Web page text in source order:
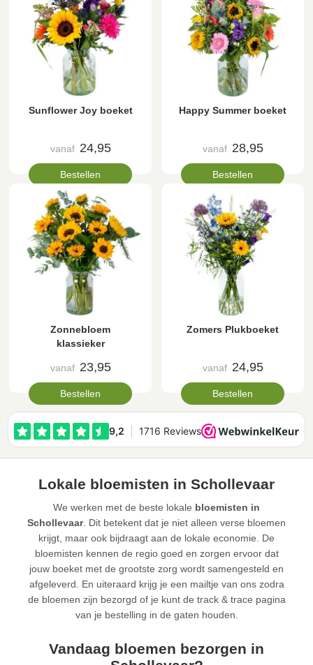
Sunflower Joy boeket
vanaf 24,95
Bestellen
Happy Summer boeket
vanaf 28,95
Bestellen
Zonnebloem
klassieker
vanaf 23,95
Bestellen
Zomers Plukboeket
vanaf 24,95
Bestellen
Lokale bloemisten in Schollevaar
We werken met de beste lokale bloemisten in
Schollevaar. Dit betekent dat je niet alleen verse bloemen
krijgt, maar ook bijdraagt aan de lokale economie. De
bloemisten kennen de regio goed en zorgen ervoor dat
jouw boeket met de grootste zorg wordt samengesteld en
afgeleverd. En uiteraard krijg je een mailtje van ons zodra
de bloemen zijn bezorgd of je kunt de track & trace pagina
van je bestelling in de gaten houden.
Vandaag bloemen bezorgen in